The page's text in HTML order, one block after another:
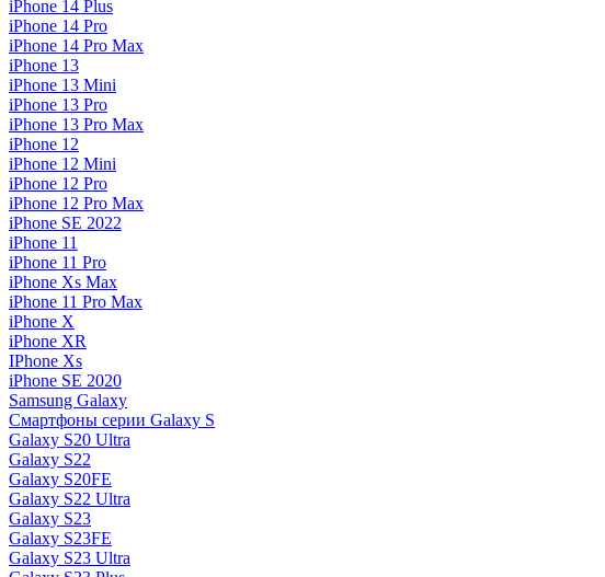
iPhone 14 Plus
iPhone 14 Pro
iPhone 14 Pro Max
iPhone 13
iPhone 13 Mini
iPhone 13 Pro
iPhone 13 Pro Max
iPhone 12
iPhone 12 Mini
iPhone 12 Pro
iPhone 12 Pro Max
iPhone SE 2022
iPhone 11
iPhone 11 Pro
iPhone Xs Max
iPhone 11 Pro Max
iPhone X
iPhone XR
IPhone Xs
iPhone SE 2020
Samsung Galaxy
Смартфоны серии Galaxy S
Galaxy S20 Ultra
Galaxy S22
Galaxy S20FE
Galaxy S22 Ultra
Galaxy S23
Galaxy S23FE
Galaxy S23 Ultra